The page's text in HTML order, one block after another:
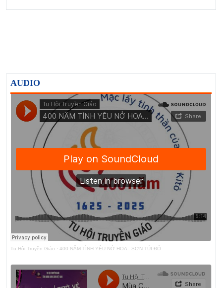
AUDIO
Tu Hội Truyền Giáo · 400 NĂM TÌNH YÊU NỞ HOA - SƠN TÚI ĐỎ